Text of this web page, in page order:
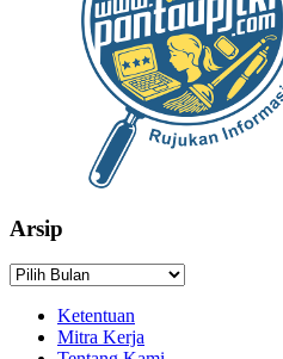
Arsip
Arsip
Ketentuan
Mitra Kerja